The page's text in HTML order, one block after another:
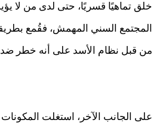
خلق تماهيًا قسريًا، حتى لدى من لا
المجتمع السني المهمش، فقُمع
من قبل نظام الأسد على أنه خطر ضد
على الجانب الآخر، استغلت المكونات